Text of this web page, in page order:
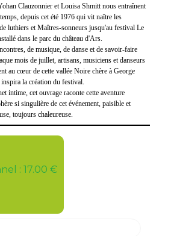
Clauzonnier et Louisa Shmitt nous entraînent
depuis cet été 1976 qui vit naître les
luthiers et Maîtres-sonneurs jusqu'au festival Le
dans le parc du château d'Ars.
de musique, de danse et de savoir-faire
mois de juillet, artisans, musiciens et danseurs
au cœur de cette vallée Noire chère à George
la création du festival.
intime, cet ouvrage raconte cette aventure
si singulière de cet événement, paisible et
toujours chaleureuse.
: 17.00 €